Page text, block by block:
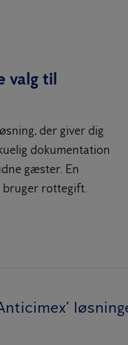
valg til
der giver dig
dokumentation
gæster. En
bruger rottegift.